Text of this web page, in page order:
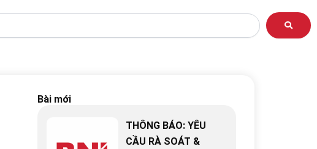
Bài mới
THÔNG BÁO: YÊU
CẦU RÀ SOÁT &